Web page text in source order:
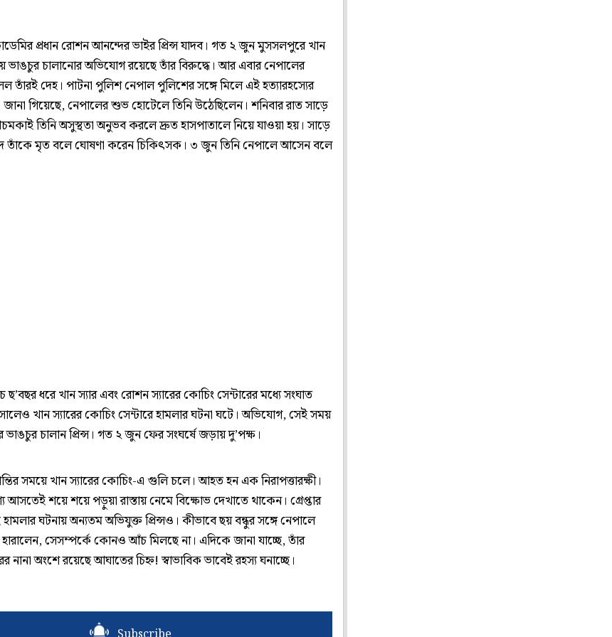
প্রধান রোশন আনন্দের ভাইর প্রিন্স যাদব। গত ২ জুন মুসসলপুরে খান
ভাঙচুর চালানোর অভিযোগ রয়েছে তাঁর বিরুদ্ধে। আর এবার নেপালের
তাঁরই দেহ। পাটনা পুলিশ নেপাল পুলিশের সঙ্গে মিলে এই হত্যারহস্যের
জানা গিয়েছে, নেপালের শুভ হোটেলে তিনি উঠেছিলেন। শনিবার রাত সাড়ে
তিনি অসুস্থতা অনুভব করলে দ্রুত হাসপাতালে নিয়ে যাওয়া হয়। সাড়ে
তাঁকে মৃত বলে ঘোষণা করেন চিকিৎসক। ৩ জুন তিনি নেপালে আসেন বলে
ছ’বছর ধরে খান স্যার এবং রোশন স্যারের কোচিং সেন্টারের মধ্যে সংঘাত
খান স্যারের কোচিং সেন্টারে হামলার ঘটনা ঘটে। অভিযোগ, সেই সময়
ভাঙচুর চালান প্রিন্স। গত ২ জুন ফের সংঘর্ষে জড়ায় দু’পক্ষ।
সময়ে খান স্যারের কোচিং-এ গুলি চলে। আহত হন এক নিরাপত্তারক্ষী।
আসতেই শয়ে শয়ে পড়ুয়া রাস্তায় নেমে বিক্ষোভ দেখাতে থাকেন। গ্রেপ্তার
ঘটনায় অন্যতম অভিযুক্ত প্রিন্সও। কীভাবে ছয় বন্ধুর সঙ্গে নেপালে
হারালেন, সেসম্পর্কে কোনও আঁচ মিলছে না। এদিকে জানা যাচ্ছে, তাঁর
নানা অংশে রয়েছে আঘাতের চিহ্ন! স্বাভাবিক ভাবেই রহস্য ঘনাচ্ছে।